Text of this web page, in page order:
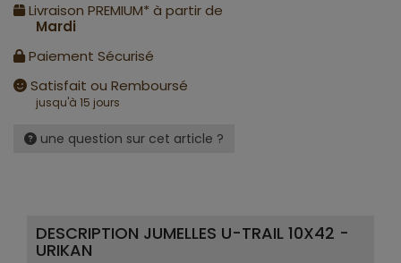
Livraison PREMIUM* à partir de
Mardi
Paiement Sécurisé
Satisfait ou Remboursé
jusqu'à 15 jours
une question sur cet article ?
DESCRIPTION JUMELLES U-TRAIL 10X42 -
URIKAN